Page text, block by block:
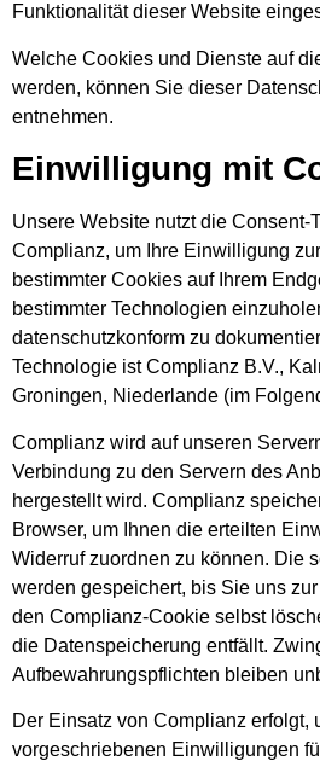
Funktionalität dieser Website
Welche Cookies und Dienste auf
werden, können Sie dieser
entnehmen.
Einwilligung mit
Unsere Website nutzt die Consent-
Complianz, um Ihre Einwilligung
bestimmter Cookies auf Ihrem
bestimmter Technologien
datenschutzkonform zu
Technologie ist Complianz B.V.,
Groningen, Niederlande (im
Complianz wird auf unseren
Verbindung zu den Servern des
hergestellt wird. Complianz
Browser, um Ihnen die erteilten
Widerruf zuordnen zu können. Die
werden gespeichert, bis Sie uns
den Complianz-Cookie selbst
die Datenspeicherung entfällt.
Aufbewahrungspflichten bleiben
Der Einsatz von Complianz erfolgt,
vorgeschriebenen Einwilligungen